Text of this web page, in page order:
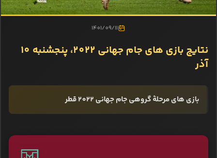
1401/09/11
نتایج بازی‌ های جام جهانی 2022، پنجشنبه 10
آذر
بازی‌ های مرحلۀ گروهی جام جهانی 2022 قطر